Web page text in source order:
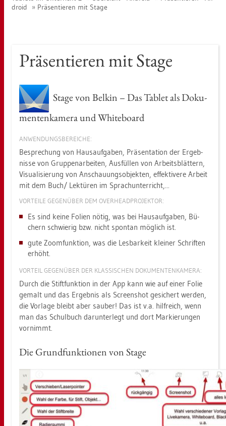
dro­id
Prä­sen­tie­ren mit Stage
Prä­sen­tie­ren mit Stage
Stage von Bel­kin – Das Ta­blet als Do­ku­
men­ten­ka­me­ra und Whi­te­board
AN­WEN­DUNGS­BE­REI­CHE:
Be­spre­chung von Haus­auf­ga­ben, Prä­sen­ta­ti­on der Er­geb­
nis­se von Grup­pen­ar­bei­ten, Aus­fül­len von Ar­beits­blät­tern,
Vi­sua­li­sie­rung von An­schau­ungs­ob­jek­ten, ef­fek­ti­ve­re Ar­beit
mit dem Buch/ Lek­tü­ren im Sprach­un­ter­richt,...
VOR­TEI­LE GE­GEN­ÜBER DEM OVER­HEAD­PRO­JEK­TOR:
Es sind keine Fo­li­en nötig, was bei Haus­auf­ga­ben, Bü­
chern schwie­rig bzw. nicht spon­tan mög­lich ist.
gute Zoom­funk­ti­on, was die Les­bar­keit klei­ner Schrif­ten
er­höht.
VOR­TEIL GE­GEN­ÜBER DER KLAS­SI­SCHEN DO­KU­MEN­TEN­KA­ME­RA:
Durch die Stift­funk­ti­on in der App kann wie auf einer Folie
ge­malt und das Er­geb­nis als Screen­shot ge­si­chert wer­den,
die Vor­la­ge bleibt aber sau­ber! Das ist v.a. hilf­reich, wenn
man das Schul­buch dar­un­ter­legt und dort Mar­kie­run­gen
vor­nimmt.
Die Grund­funk­tio­nen von Stage